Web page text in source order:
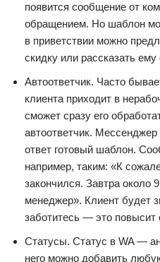
появится сообщение от
обращением. Но шаблон
в приветствии можно
скидку или рассказать ему
Автоответчик. Часто
клиента приходит в
сможет сразу его
автоответчик. Мессенджер
ответ готовый шаблон.
например, таким: «К
закончился. Завтра около
менеджер». Клиент будет
заботитесь — это повысит
Статусы. Статус в WA —
него можно добавить